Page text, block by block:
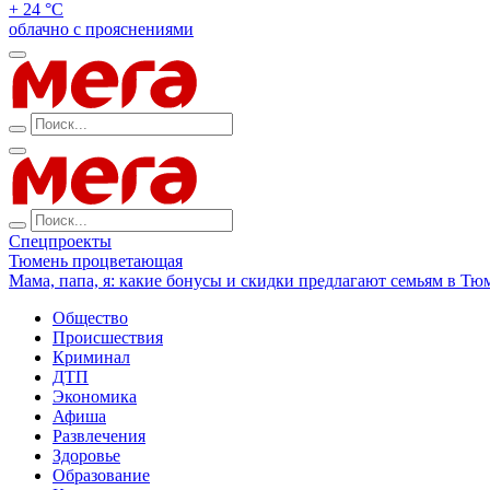
+ 24 °С
облачно с прояснениями
Спецпроекты
Тюмень процветающая
Мама, папа, я: какие бонусы и скидки предлагают семьям в
Общество
Происшествия
Криминал
ДТП
Экономика
Афиша
Развлечения
Здоровье
Образование